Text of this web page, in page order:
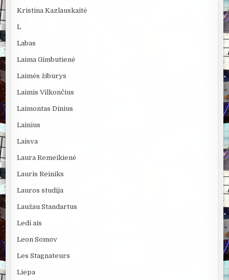
Kristina Kazlauskaitė
L
Labas
Laima Gimbutienė
Laimės žiburys
Laimis Vilkončius
Laimontas Dinius
Lainius
Laisva
Laura Remeikienė
Lauris Reiniks
Lauros studija
Laužau Standartus
Ledi ais
Leon Somov
Les Stagnateurs
Liepa